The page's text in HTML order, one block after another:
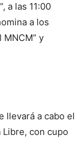
a las 11:00
a los
y
llevará a cabo el
Libre, con cupo